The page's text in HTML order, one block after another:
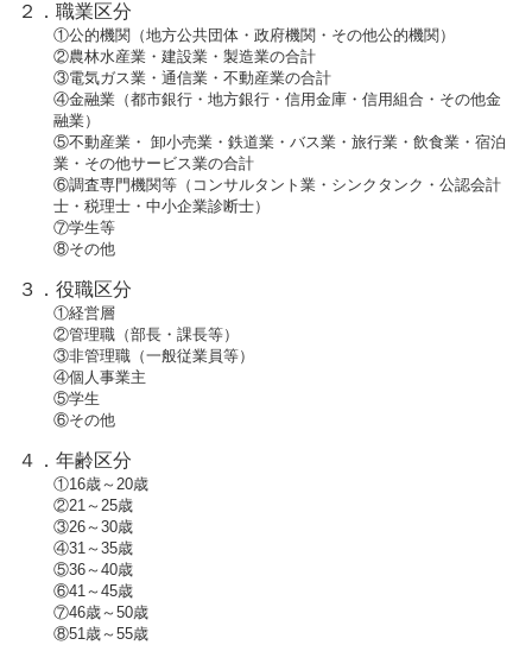
２．職業区分
①公的機関（地方公共団体・政府機関・その他公的機関）
②農林水産業・建設業・製造業の合計
③電気ガス業・通信業・不動産業の合計
④金融業（都市銀行・地方銀行・信用金庫・信用組合・その他金
融業）
⑤不動産業・ 卸小売業・鉄道業・バス業・旅行業・飲食業・宿泊
業・その他サービス業の合計
⑥調査専門機関等（コンサルタント業・シンクタンク・公認会計
士・税理士・中小企業診断士）
⑦学生等
⑧その他
３．役職区分
①経営層
②管理職（部長・課長等）
③非管理職（一般従業員等）
④個人事業主
⑤学生
⑥その他
４．年齢区分
①16歳～20歳
②21～25歳
③26～30歳
④31～35歳
⑤36～40歳
⑥41～45歳
⑦46歳～50歳
⑧51歳～55歳